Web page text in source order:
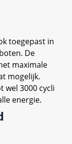
toegepast in
De
maximale
mogelijk.
wel 3000 cycli
energie.